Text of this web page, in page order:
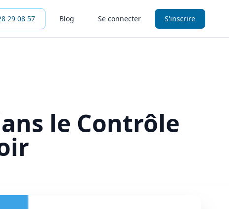
29 08 57 Blog Se connecter S'inscrire
le Contrôle